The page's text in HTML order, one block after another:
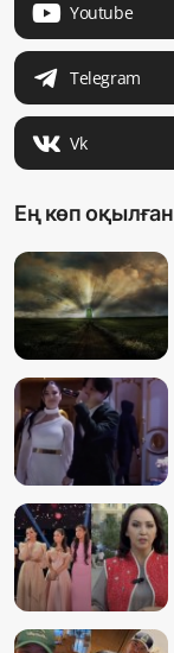
Youtube
Telegram
Vk
Ең көп оқылған